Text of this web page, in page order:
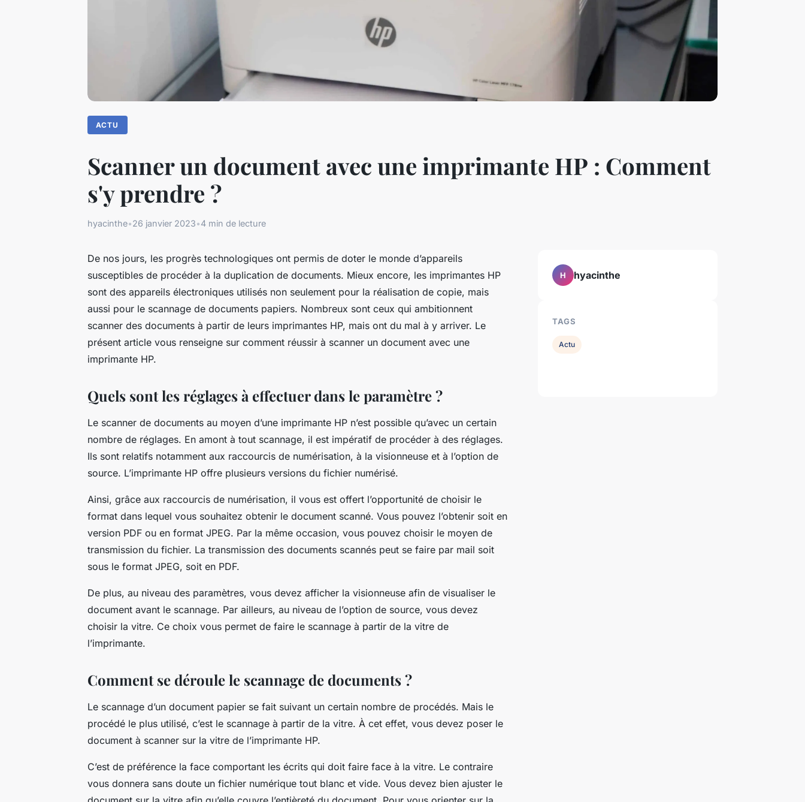
ACTU
Scanner un document avec une imprimante HP : Comment
s'y prendre ?
hyacinthe•26 janvier 2023•4 min de lecture
De nos jours, les progrès technologiques ont permis de doter le monde d’appareils
susceptibles de procéder à la duplication de documents. Mieux encore, les imprimantes HP
sont des appareils électroniques utilisés non seulement pour la réalisation de copie, mais
aussi pour le scannage de documents papiers. Nombreux sont ceux qui ambitionnent
scanner des documents à partir de leurs imprimantes HP, mais ont du mal à y arriver. Le
présent article vous renseigne sur comment réussir à scanner un document avec une
imprimante HP.
Quels sont les réglages à effectuer dans le paramètre ?
Le scanner de documents au moyen d’une imprimante HP n’est possible qu’avec un certain
nombre de réglages. En amont à tout scannage, il est impératif de procéder à des réglages.
Ils sont relatifs notamment aux raccourcis de numérisation, à la visionneuse et à l’option de
source. L’imprimante HP offre plusieurs versions du fichier numérisé.
Ainsi, grâce aux raccourcis de numérisation, il vous est offert l’opportunité de choisir le
format dans lequel vous souhaitez obtenir le document scanné. Vous pouvez l’obtenir soit en
version PDF ou en format JPEG. Par la même occasion, vous pouvez choisir le moyen de
transmission du fichier. La transmission des documents scannés peut se faire par mail soit
sous le format JPEG, soit en PDF.
De plus, au niveau des paramètres, vous devez afficher la visionneuse afin de visualiser le
document avant le scannage. Par ailleurs, au niveau de l’option de source, vous devez
choisir la vitre. Ce choix vous permet de faire le scannage à partir de la vitre de
l’imprimante.
Comment se déroule le scannage de documents ?
Le scannage d’un document papier se fait suivant un certain nombre de procédés. Mais le
procédé le plus utilisé, c’est le scannage à partir de la vitre. À cet effet, vous devez poser le
document à scanner sur la vitre de l’imprimante HP.
C’est de préférence la face comportant les écrits qui doit faire face à la vitre. Le contraire
vous donnera sans doute un fichier numérique tout blanc et vide. Vous devez bien ajuster le
H hyacinthe
TAGS
Actu